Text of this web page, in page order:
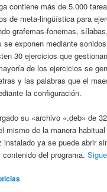
contiene más de 5.000
de meta-lingüística para
grafemas-fonemas,
se exponen mediante
30 ejercicios que
de los ejercicios se
y las palabras que el
la configuración.
su «archivo «.deb» de
mismo de la manera
instalado ya se puede abrir
del programa.